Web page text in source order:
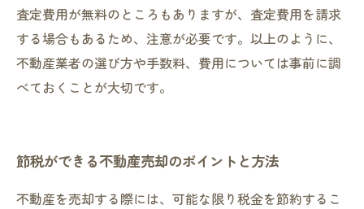
査定費用が無料のところもありますが、査定費用を請求
する場合もあるため、注意が必要です。以上のように、
不動産業者の選び方や手数料、費用については事前に調
べておくことが大切です。
節税ができる不動産売却のポイントと方法
不動産を売却する際には、可能な限り税金を節約するこ